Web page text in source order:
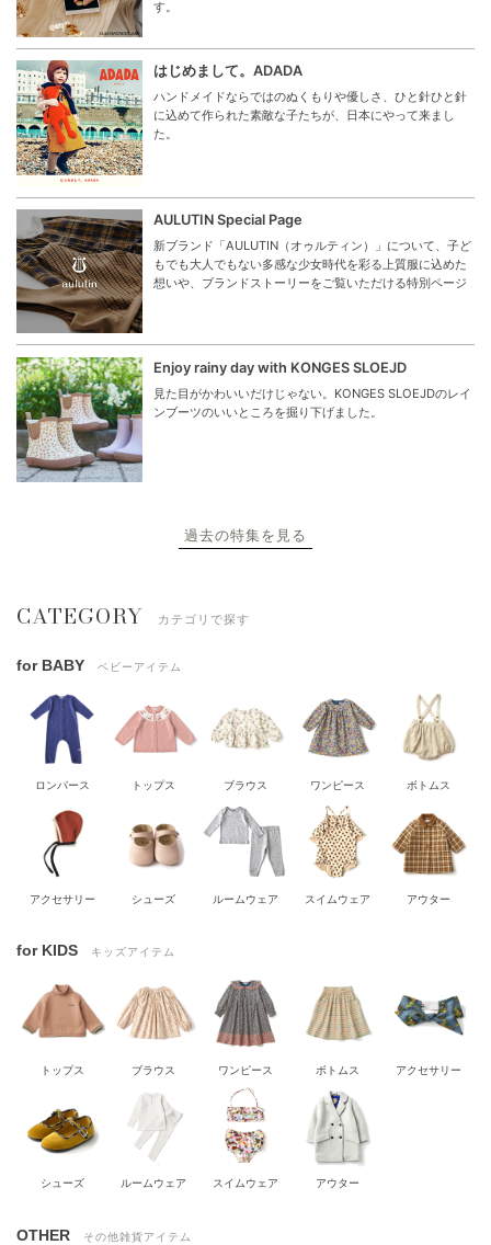
す。
はじめまして。ADADA
ハンドメイドならではのぬくもりや優しさ、ひと針ひと針
に込めて作られた素敵な子たちが、日本にやって来まし
た。
AULUTIN Special Page
新ブランド「AULUTIN（オゥルティン）」について、子ど
もでも大人でもない多感な少女時代を彩る上質服に込めた
想いや、ブランドストーリーをご覧いただける特別ページ
Enjoy rainy day with KONGES SLOEJD
見た目がかわいいだけじゃない。KONGES SLOEJDのレイ
ンブーツのいいところを掘り下げました。
過去の特集を見る
CATEGORY カテゴリで探す
for BABY ベビーアイテム
ロンパース トップス ブラウス ワンピース ボトムス
アクセサリー シューズ ルームウェア スイムウェア アウター
for KIDS キッズアイテム
トップス ブラウス ワンピース ボトムス アクセサリー
シューズ ルームウェア スイムウェア アウター
OTHER その他雑貨アイテム